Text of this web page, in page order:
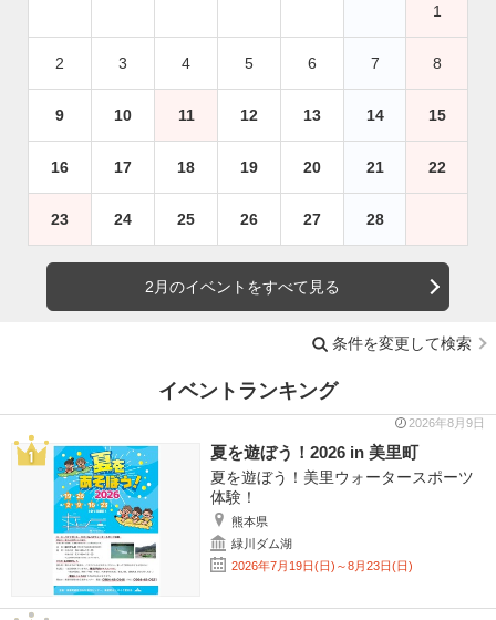
1
2 3 4 5 6 7 8
9 10 11 12 13 14 15
16 17 18 19 20 21 22
23 24 25 26 27 28
2月のイベントをすべて見る
条件を変更して検索
イベントランキング
2026年8月9日
夏を遊ぼう！2026 in 美里町
夏を遊ぼう！美里ウォータースポーツ
体験！
熊本県
緑川ダム湖
2026年7月19日(日)～8月23日(日)